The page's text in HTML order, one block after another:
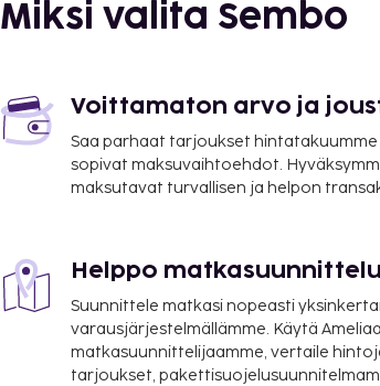
Miksi valita Sembo
Voittamaton arvo ja
Saa parhaat tarjoukset hintatakuumme
sopivat maksuvaihtoehdot.
maksutavat turvallisen ja helpon
Helppo matkasuunnittelu
Suunnittele matkasi nopeasti
varausjärjestelmällämme. Käytä
matkasuunnittelijaamme, vertaile
tarjoukset,